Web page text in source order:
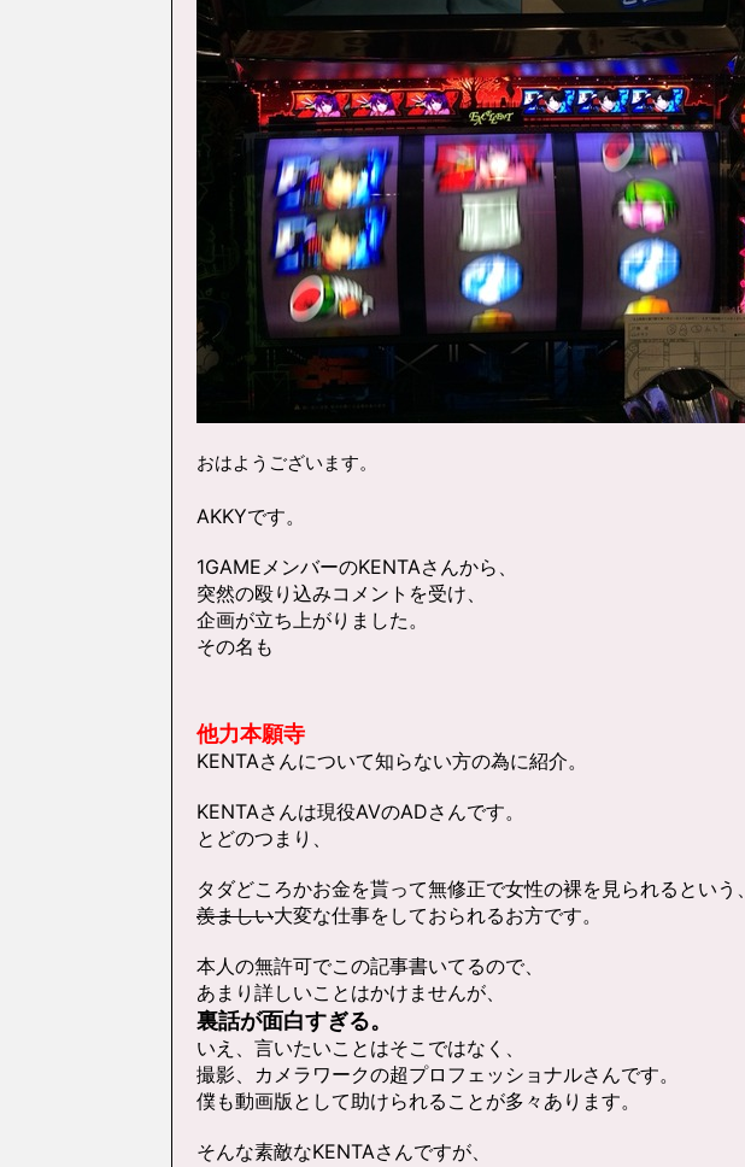
おはようございます。
AKKYです。
1GAMEメンバーのKENTAさんから、
突然の殴り込みコメントを受け、
企画が立ち上がりました。
その名も
他力本願寺
KENTAさんについて知らない方の為に紹介。
KENTAさんは現役AVのADさんです。
とどのつまり、
タダどころかお金を貰って無修正で女性の裸を見られるという、
羨ましい大変な仕事をしておられるお方です。
本人の無許可でこの記事書いてるので、
あまり詳しいことはかけませんが、
裏話が面白すぎる。
いえ、言いたいことはそこではなく、
撮影、カメラワークの超プロフェッショナルさんです。
僕も動画版として助けられることが多々あります。
そんな素敵なKENTAさんですが、